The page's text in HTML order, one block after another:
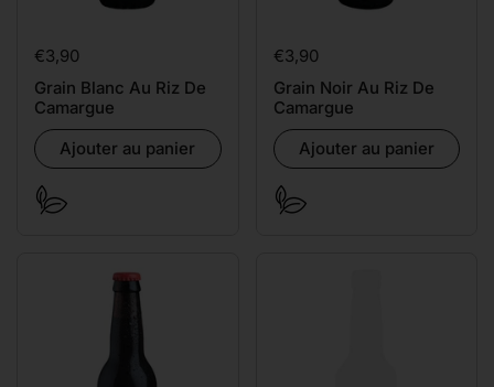
Prix:
€3,90
Grain Blanc Au Riz De
Camargue
Ajouter au panier
Prix:
€3,90
Grain Noir Au Riz De
Camargue
Ajouter au panier